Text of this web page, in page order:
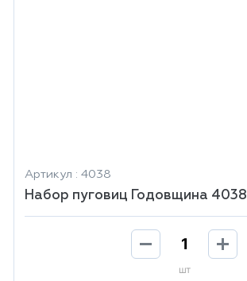
Артикул : 4038
Набор пуговиц Годовщина 4038
шт